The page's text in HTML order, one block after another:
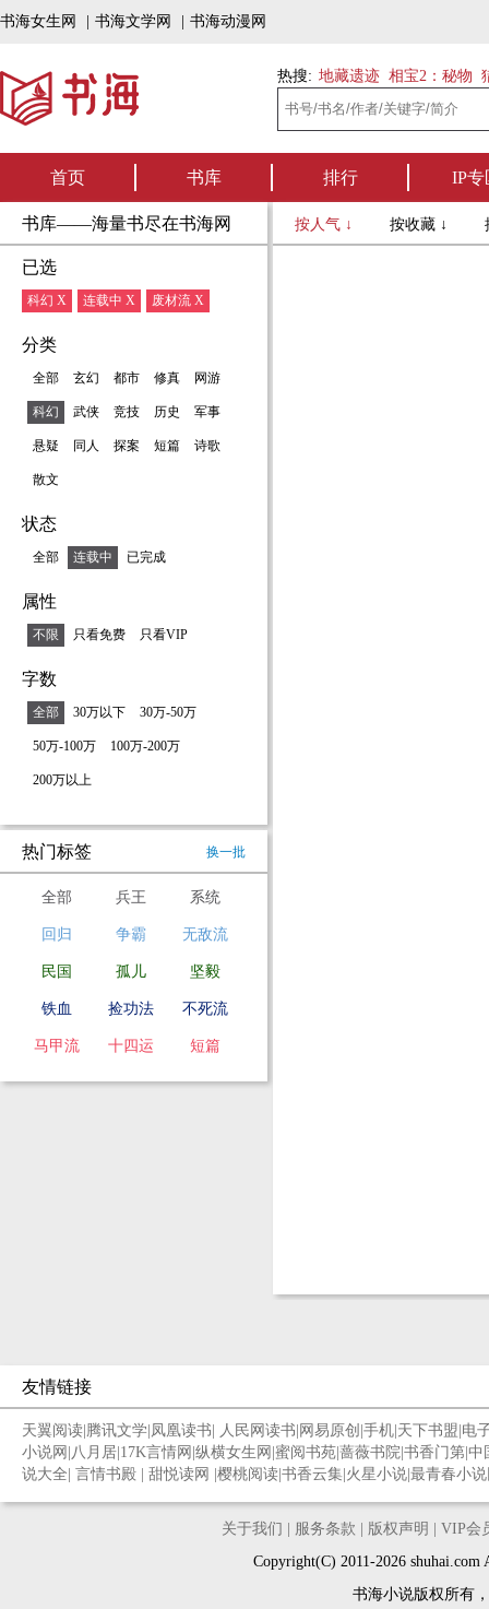
书海女生网 书海文学网 书海动漫网
热搜: 地藏遗迹 相宝2：秘物
首页 书库 排行 IP专
书库——海量书尽在书海网
已选
科幻 X 连载中 X 废材流 X
分类
全部 玄幻 都市 修真 网游
科幻 武侠 竞技 历史 军事
悬疑 同人 探案 短篇 诗歌
散文
状态
全部 连载中 已完成
属性
不限 只看免费 只看VIP
字数
全部 30万以下 30万-50万
50万-100万 100万-200万
200万以上
热门标签 换一批
全部 兵王 系统
回归 争霸 无敌流
民国 孤儿 坚毅
铁血 捡功法 不死流
马甲流 十四运 短篇
按人气 ↓ 按收藏 ↓
友情链接
天翼阅读 腾讯文学 凤凰读书 人民网读书 网易原创 手机 天下书盟 电
小说网 八月居 17K言情网 纵横女生网 蜜阅书苑 蔷薇书院 书香门第 中
说大全 言情书殿 甜悦读网 樱桃阅读 书香云集 火星小说 最青春小
关于我们 服务条款 版权声明
VIP会
Copyright(C) 2011-2026
书海小说版权所有